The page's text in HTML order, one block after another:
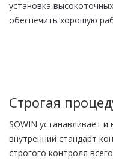
установка
обеспечить хорошую
Строгая
SOWIN устанавливает
внутренний стандарт
строгого контроля